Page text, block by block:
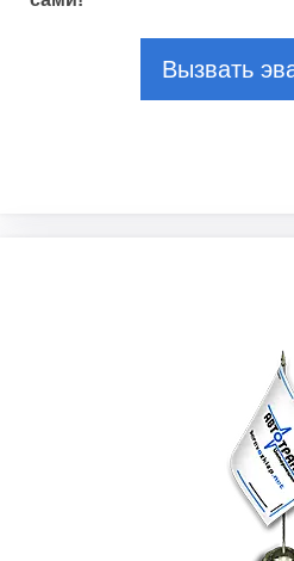
Вызвать